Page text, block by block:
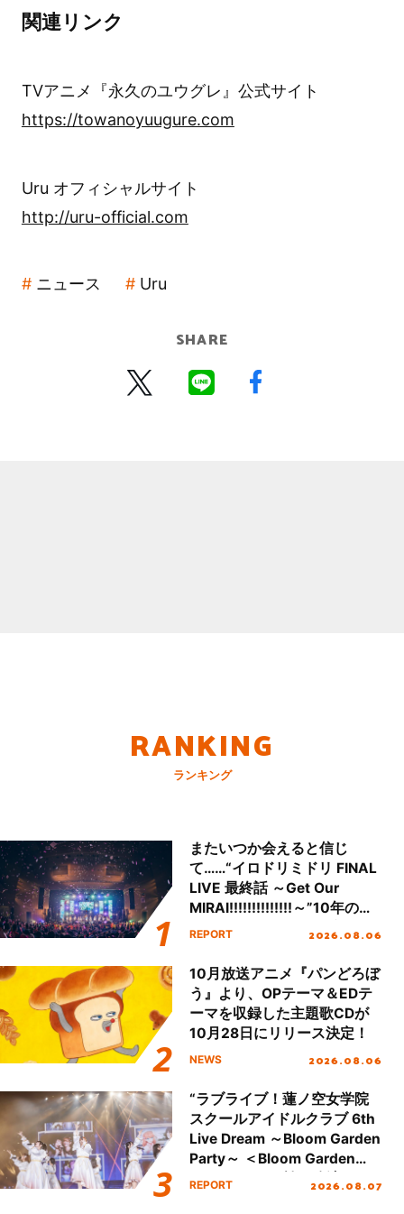
関連リンク
TVアニメ『永久のユウグレ』公式サイト
https://towanoyuugure.com
Uru オフィシャルサイト
http://uru-official.com
ニュース Uru
SHARE
RANKING
ランキング
またいつか会えると信じ
て……“イロドリミドリ FINAL
LIVE 最終話 ～Get Our
MIRAI!!!!!!!!!!!!!!～”10年の活
動を経てファイナルを迎える
REPORT 2026.08.06
10月放送アニメ『パンどろぼ
う』より、OPテーマ＆EDテ
ーマを収録した主題歌CDが
10月28日にリリース決定！
NEWS 2026.08.06
“ラブライブ！蓮ノ空女学院
スクールアイドルクラブ 6th
Live Dream ～Bloom Garden
Party～ ＜Bloom Garden
Party Stage／埼玉公演＞”
REPORT 2026.08.07